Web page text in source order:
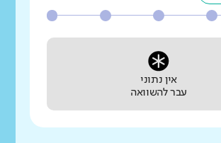
אין נתוני
עבר להשוואה